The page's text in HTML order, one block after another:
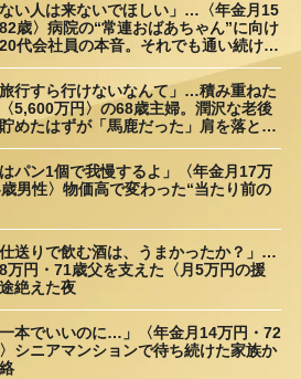
ない人は来ないでほしい」…〈年金月15
歳〉病院の“常連おばあちゃん”に向け
代会社員の本音。それでも通い続ける
旅行すら行けないなんて」…積み重ねた
5,600万円〉の68歳主婦。潤沢な老後
めたはずが「馬鹿だった」肩を落とす
はパン1個で我慢するよ」〈年金月17万
男性〉物価高で変わった“当たり前の
仕送りで飲む酒は、うまかったか？」…
万円・71歳父を支えた〈月5万円の援
絶えた夜
一本でいいのに…」〈年金月14万円・72
シニアマンションで待ち続けた家族か